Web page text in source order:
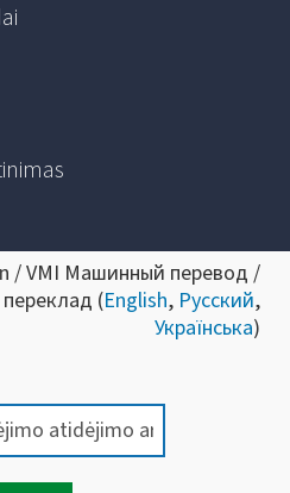
/ VMI Машинный перевод /
(English, Русский,
Українська)